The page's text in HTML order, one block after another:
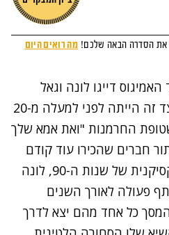
דייגו לונה וגאל
גרסיה ברנאל שיחקו זה לצד זה הייתה לפני למעלה מ-20
החרמנות "ואת אמא שלך
חברים שהכירו עוד קודם
בתעשיית הטלנובלות המקסיקנית של שנות ה-90, לונה
פעולה לאורך השנים
כל אחד מהם יצא לדרך